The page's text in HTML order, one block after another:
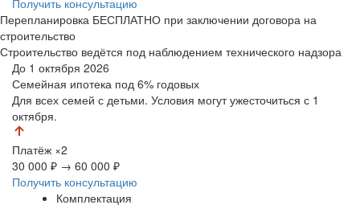
Перепланировка БЕСПЛАТНО при заключении договора на
строительство
Строительство ведётся под наблюдением технического надзора
До 1 октября 2026
Семейная ипотека под 6% годовых
Для всех семей с детьми. Условия могут ужесточиться с 1
октября.
Платёж ×2
30 000 ₽ → 60 000 ₽
Получить консультацию
Комплектация